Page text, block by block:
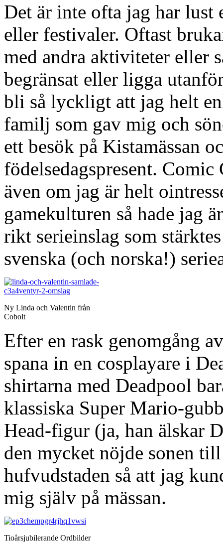
Det är inte ofta jag har lust
eller festivaler. Oftast
med andra aktiviteter eller
begränsat eller ligga
bli så lyckligt att jag helt
familj som gav mig och
ett besök på Kistamässan
födelsedagspresent.
även om jag är helt
gamekulturen så hade jag
rikt serieinslag som
svenska (och norska!)
Ny Linda och Valentin från
Cobolt
Efter en rask genomgång
spana in en cosplayare i
shirtarna med Deadpool
klassiska Super Mario-
Head-figur (ja, han älskar
den mycket nöjde sonen
hufvudstaden så att jag
mig själv på mässan.
Tioårsjubilerande Ordbilder